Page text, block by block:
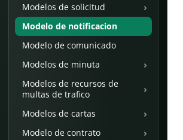
Modelos de solicitud ›
Modelo de notificacion
Modelo de comunicado
Modelos de minuta
›
Modelos de recursos de
multas de trafico
›
Modelos de cartas ›
Modelo de contrato ›